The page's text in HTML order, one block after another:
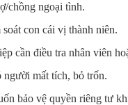
chồng ngoại tình.
con cái vị thành niên.
cần điều tra nhân viên
người mất tích, bỏ trốn.
bảo vệ quyền riêng tư